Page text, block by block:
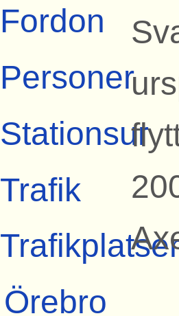
Fordon
Personer
Stationsur
Trafik
Örebro